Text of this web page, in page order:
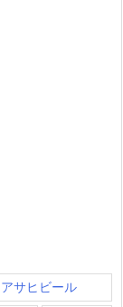
アサヒビール